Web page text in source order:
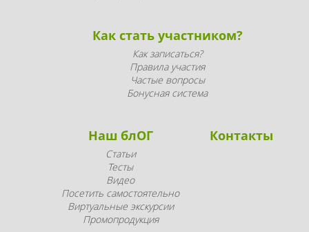
Как стать участником?
Как записаться?
Правила участия
Частые вопросы
Бонусная система
Наш блОГ
Статьи
Тесты
Видео
Посетить самостоятельно
Виртуальные экскурсии
Промопродукция
Контакты